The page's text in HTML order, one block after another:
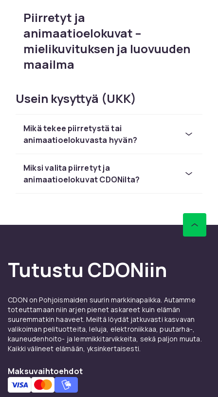
Piirretyt ja
animaatioelokuvat –
mielikuvituksen ja luovuuden
maailma
maailman, mitkä tahansa hahmot ja mitkä
tahansa tarinat, ilman rajoituksia. Juuri sitä
avaavat loputtoman mielikuvituksen ja
luovuuden maailman, jossa kaikki on
2D-animaatiosta uraauurtavaan 3D-
teknologiaan, ja genre kehittyy ja innovoi
tarinoistaan ​​ja taiteellisuudestaan?
Mikä tekee joistakin piirretyistä ja
taas toiset unohdetaan nopeasti? Se on usein
yhdistelmä vahvoja hahmoja,
mukaansatempaavaa käsikirjoitusta,
ainutlaatuista visuaalista tyyliä ja tarinaa, joka
koskettaa meitä emotionaalisella tasolla. Hyvä
itkemään, ajattelemaan ja unelmoimaan. Se voi
myös olla uskomattoman viihdyttävä ja
jännittävä. Äläkä unohda tutustua eri maiden
Usein kysyttyä (UKK)
Mikä tekee piirretystä tai
animaatioelokuvasta hyvän?
Miksi valita piirretyt ja
animaatioelokuvat CDONilta?
Tutustu CDONiin
CDON on Pohjoismaiden suurin markkinapaikka. Autamme
toteuttamaan niin arjen pienet askareet kuin elämän
suuremmatkin haaveet. Meiltä löydät jatkuvasti kasvavan
valikoiman pelituotteita, leluja, elektroniikkaa, puutarha-,
kauneudenhoito- ja lemmikkitarvikkeita, sekä paljon muuta.
Kaikki välineet elämään, yksinkertaisesti.
Maksuvaihtoehdot